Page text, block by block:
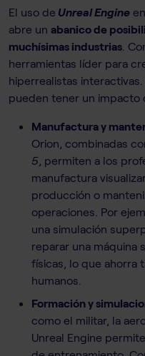
El uso de Unreal Engine
abre un abanico de
muchísimas industrias .
herramientas líder para
hiperrealistas
pueden tener un impacto
Manufactura y
Orion, combinadas
5 , permiten a los
manufactura
producción o
operaciones. Por
una simulación
reparar una máquina
físicas, lo que ahorra
humanos.
Formación y
como el militar, la
Unreal Engine